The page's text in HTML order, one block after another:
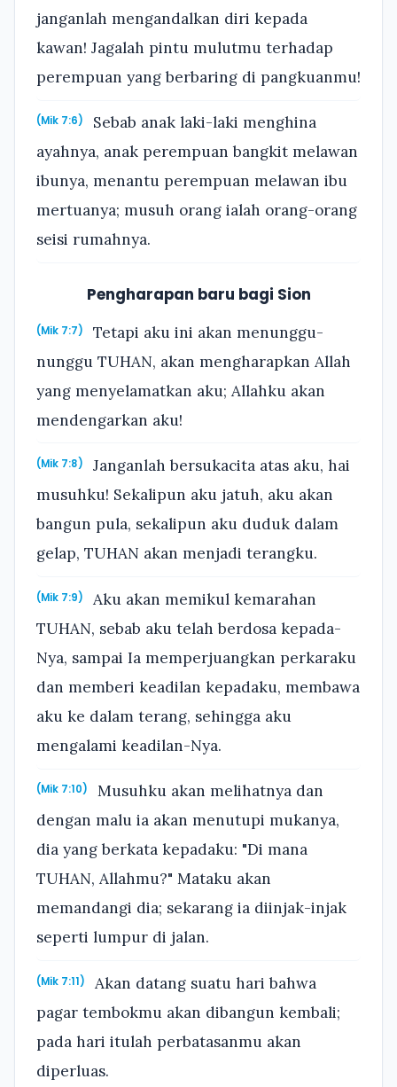
janganlah mengandalkan diri kepada
kawan! Jagalah pintu mulutmu terhadap
perempuan yang berbaring di pangkuanmu!
(Mik 7:6)
Sebab anak laki-laki menghina
ayahnya, anak perempuan bangkit melawan
ibunya, menantu perempuan melawan ibu
mertuanya; musuh orang ialah orang-orang
seisi rumahnya.
Pengharapan baru bagi Sion
(Mik 7:7)
Tetapi aku ini akan menunggu-
nunggu TUHAN, akan mengharapkan Allah
yang menyelamatkan aku; Allahku akan
mendengarkan aku!
(Mik 7:8)
Janganlah bersukacita atas aku, hai
musuhku! Sekalipun aku jatuh, aku akan
bangun pula, sekalipun aku duduk dalam
gelap, TUHAN akan menjadi terangku.
(Mik 7:9)
Aku akan memikul kemarahan
TUHAN, sebab aku telah berdosa kepada-
Nya, sampai Ia memperjuangkan perkaraku
dan memberi keadilan kepadaku, membawa
aku ke dalam terang, sehingga aku
mengalami keadilan-Nya.
(Mik 7:10)
Musuhku akan melihatnya dan
dengan malu ia akan menutupi mukanya,
dia yang berkata kepadaku: "Di mana
TUHAN, Allahmu?" Mataku akan
memandangi dia; sekarang ia diinjak-injak
seperti lumpur di jalan.
(Mik 7:11)
Akan datang suatu hari bahwa
pagar tembokmu akan dibangun kembali;
pada hari itulah perbatasanmu akan
diperluas.